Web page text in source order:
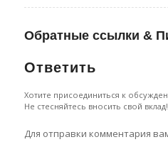
Обратные ссылки &
Ответить
Хотите присоединиться к
Не стесняйтесь вносить свой вклад!
Для отправки комментария